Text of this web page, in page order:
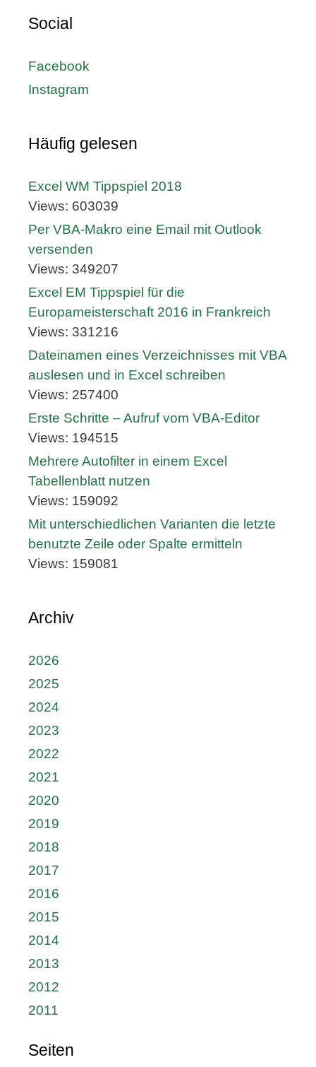
Social
Facebook
Instagram
Häufig gelesen
Excel WM Tippspiel 2018
Views: 603039
Per VBA-Makro eine Email mit Outlook
versenden
Views: 349207
Excel EM Tippspiel für die
Europameisterschaft 2016 in Frankreich
Views: 331216
Dateinamen eines Verzeichnisses mit VBA
auslesen und in Excel schreiben
Views: 257400
Erste Schritte – Aufruf vom VBA-Editor
Views: 194515
Mehrere Autofilter in einem Excel
Tabellenblatt nutzen
Views: 159092
Mit unterschiedlichen Varianten die letzte
benutzte Zeile oder Spalte ermitteln
Views: 159081
Archiv
2026
2025
2024
2023
2022
2021
2020
2019
2018
2017
2016
2015
2014
2013
2012
2011
Seiten